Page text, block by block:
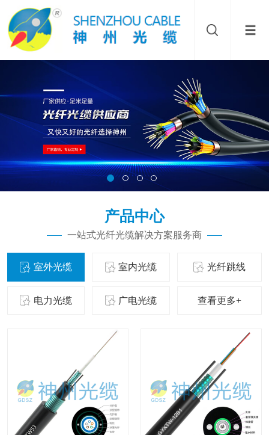
产品中心
一站式光纤光缆解决方案服务商
室外光缆 室内光缆 光纤跳线
电力光缆 广电光缆 查看更多+